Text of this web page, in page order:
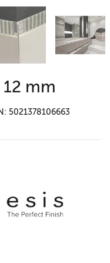
12 mm
5021378106663